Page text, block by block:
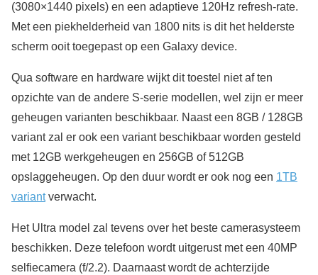
(3080×1440 pixels) en een adaptieve 120Hz refresh-rate.
Met een piekhelderheid van 1800 nits is dit het helderste
scherm ooit toegepast op een Galaxy device.
Qua software en hardware wijkt dit toestel niet af ten
opzichte van de andere S-serie modellen, wel zijn er meer
geheugen varianten beschikbaar. Naast een 8GB / 128GB
variant zal er ook een variant beschikbaar worden gesteld
met 12GB werkgeheugen en 256GB of 512GB
opslaggeheugen. Op den duur wordt er ook nog een 1TB
variantverwacht.
Het Ultra model zal tevens over het beste camerasysteem
beschikken. Deze telefoon wordt uitgerust met een 40MP
selfiecamera (f/2.2). Daarnaast wordt de achterzijde